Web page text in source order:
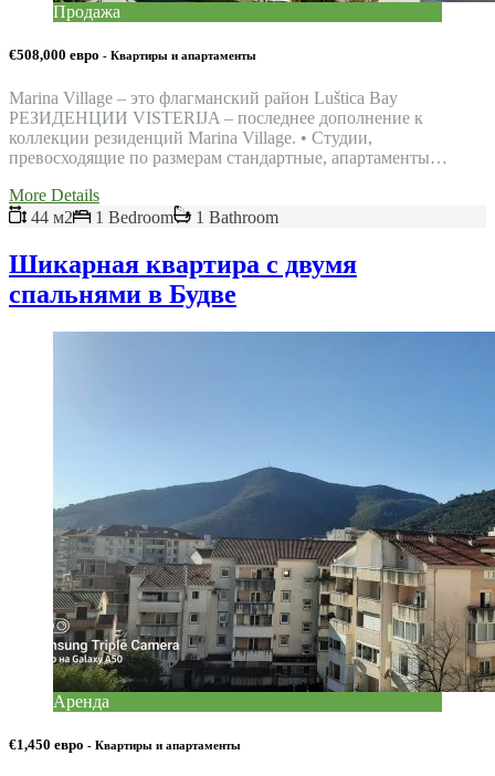
Продажа
€508,000 евро - Квартиры и апартаменты
Marina Village – это флагманский район Luštica Bay
РЕЗИДЕНЦИИ VISTERIJA – последнее дополнение к
коллекции резиденций Marina Village. • Студии,
превосходящие по размерам стандартные, апартаменты…
More Details
44 м2
1 Bedroom 1 Bathroom
Шикарная квартира с двумя
спальнями в Будве
Аренда
€1,450 евро - Квартиры и апартаменты